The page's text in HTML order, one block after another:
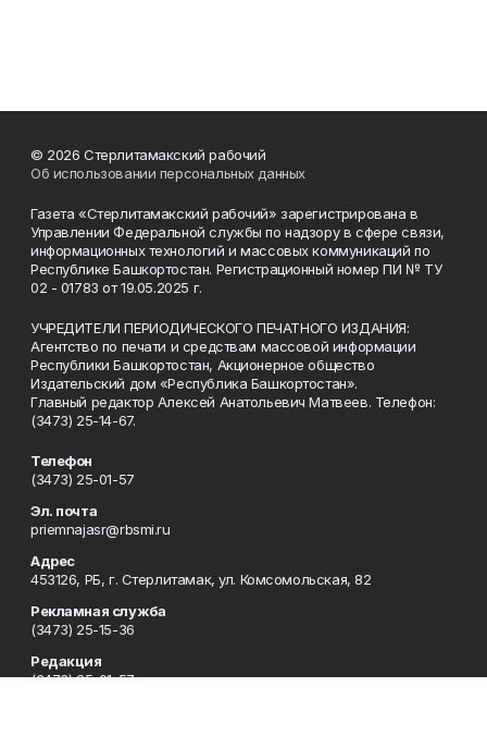
© 2026 Стерлитамакский рабочий
Об использовании персональных данных
Газета «Стерлитамакский рабочий» зарегистрирована в
Управлении Федеральной службы по надзору в сфере связи,
информационных технологий и массовых коммуникаций по
Республике Башкортостан. Регистрационный номер ПИ № ТУ
02 - 01783 от 19.05.2025 г.
УЧРЕДИТЕЛИ ПЕРИОДИЧЕСКОГО ПЕЧАТНОГО ИЗДАНИЯ:
Агентство по печати и средствам массовой информации
Республики Башкортостан, Акционерное общество
Издательский дом «Республика Башкортостан».
Главный редактор Алексей Анатольевич Матвеев. Телефон:
(3473) 25-14-67.
Телефон
(3473) 25-01-57
Эл. почта
priemnajasr@rbsmi.ru
Адрес
453126, РБ, г. Стерлитамак, ул. Комсомольская, 82
Рекламная служба
(3473) 25-15-36
Редакция
(3473) 25-01-57